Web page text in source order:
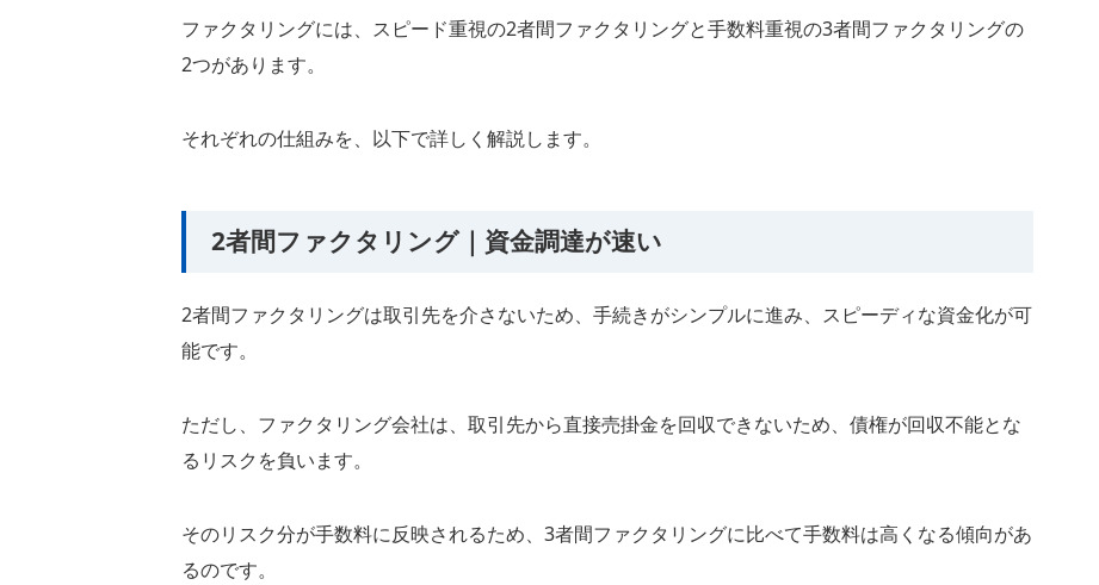
ファクタリングには、スピード重視の2者間ファクタリングと手数料重視の3者間ファクタリングの
2つがあります。
それぞれの仕組みを、以下で詳しく解説します。
2者間ファクタリング｜資金調達が速い
2者間ファクタリングは取引先を介さないため、手続きがシンプルに進み、スピーディな資金化が可
能です。
ただし、ファクタリング会社は、取引先から直接売掛金を回収できないため、債権が回収不能とな
るリスクを負います。
そのリスク分が手数料に反映されるため、3者間ファクタリングに比べて手数料は高くなる傾向があ
るのです。